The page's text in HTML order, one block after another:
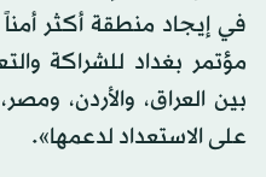
في إيجاد منطقة أكثر أمناً
مؤتمر بغداد للشراكة
بين العراق، والأردن،
على الاستعداد لدعمها».